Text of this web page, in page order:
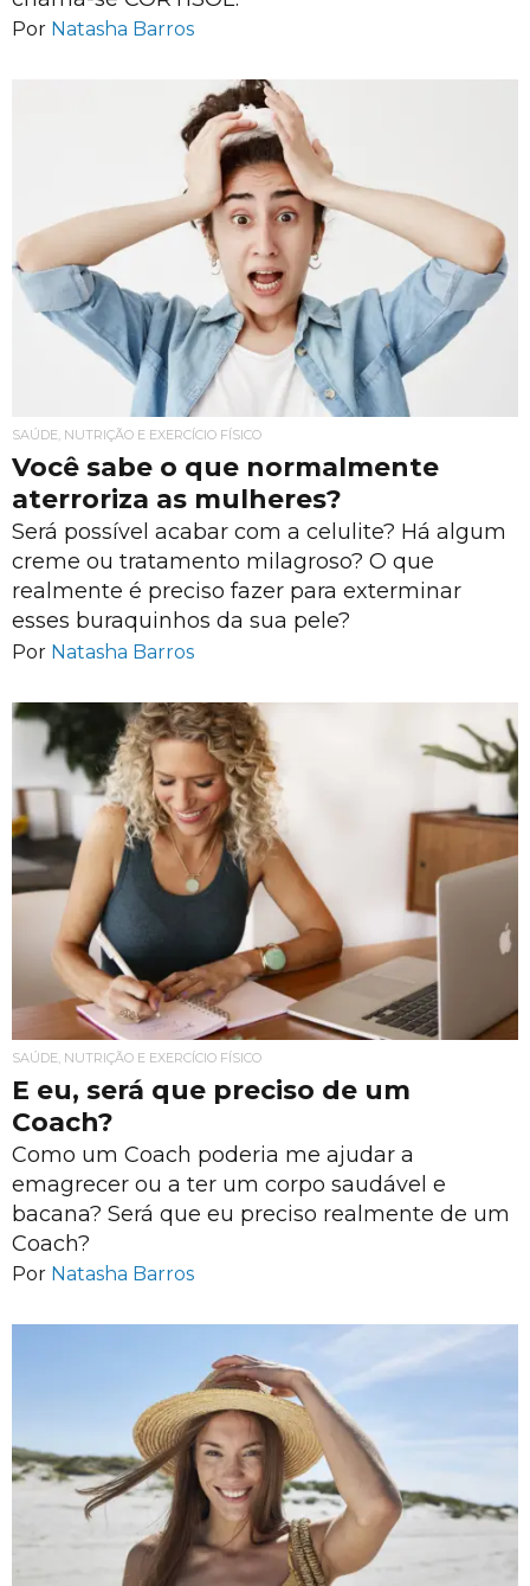
Por Natasha Barros
SAÚDE, NUTRIÇÃO E EXERCÍCIO FÍSICO
Você sabe o que normalmente
aterroriza as mulheres?
Será possível acabar com a celulite? Há algum
creme ou tratamento milagroso? O que
realmente é preciso fazer para exterminar
esses buraquinhos da sua pele?
Por Natasha Barros
SAÚDE, NUTRIÇÃO E EXERCÍCIO FÍSICO
E eu, será que preciso de um
Coach?
Como um Coach poderia me ajudar a
emagrecer ou a ter um corpo saudável e
bacana? Será que eu preciso realmente de um
Coach?
Por Natasha Barros